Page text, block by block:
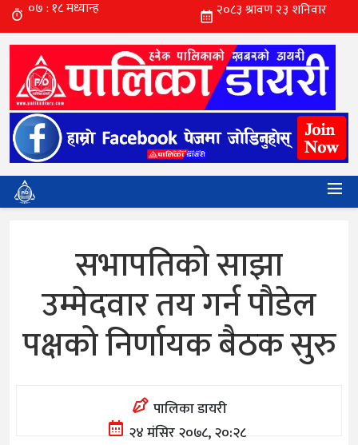
सभापतिको साझा
उम्मेदवार तय गर्न पौडेल
पक्षको निर्णायक बैठक सुरु
पालिका डायरी
२४ मंसिर २०७८, २०:२८